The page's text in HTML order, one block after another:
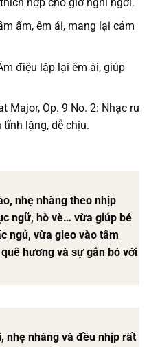
ấm, êm ái, mang lại cảm
điệu lặp lại êm ái, giúp
Major, Op. 9 No. 2: Nhạc ru
lặng, dễ chịu.
nhẹ nhàng theo nhịp
ngữ, hò vè… vừa giúp bé
ngủ, vừa gieo vào tâm
hương và sự gắn bó với
nhẹ nhàng và đều nhịp rất